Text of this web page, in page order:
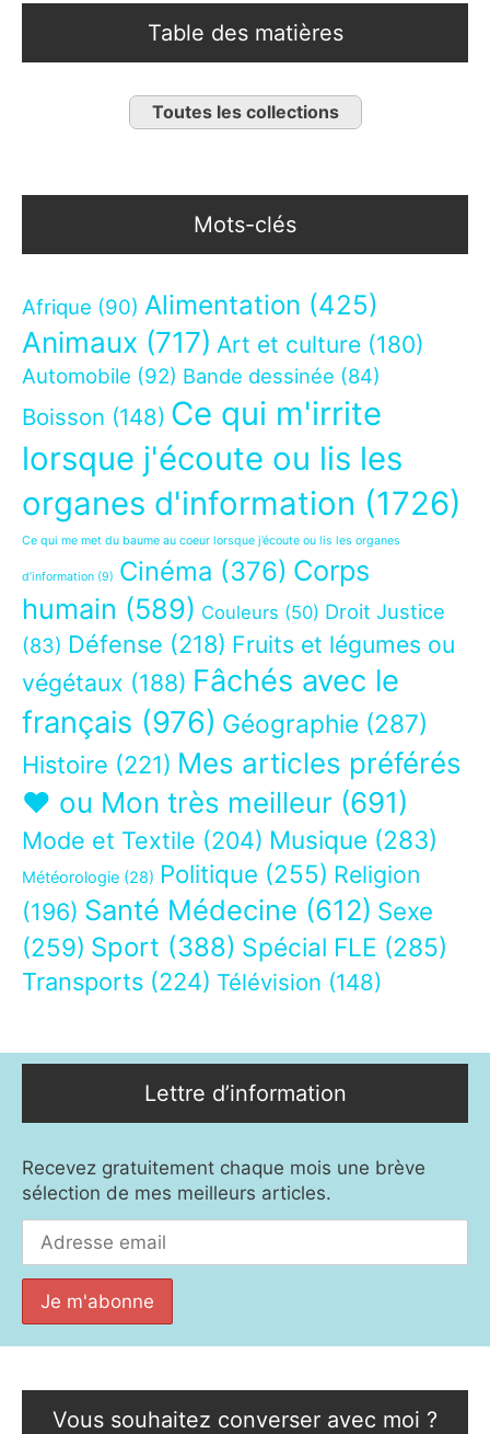
Table des matières
Toutes les collections
Mots-clés
Afrique (90) Alimentation (425)
Animaux (717) Art et culture (180)
Automobile (92) Bande dessinée (84)
Boisson (148) Ce qui m'irrite
lorsque j'écoute ou lis les
organes d'information (1726)
Ce qui me met du baume au coeur lorsque j’écoute ou lis les organes
d’information (9) Cinéma (376) Corps
humain (589) Couleurs (50) Droit Justice
(83) Défense (218) Fruits et légumes ou
végétaux (188) Fâchés avec le
français (976) Géographie (287)
Histoire (221) Mes articles préférés
❤ ou Mon très meilleur (691)
Mode et Textile (204) Musique (283)
Météorologie (28) Politique (255) Religion
(196) Santé Médecine (612) Sexe
(259) Sport (388) Spécial FLE (285)
Transports (224) Télévision (148)
Lettre d’information
Recevez gratuitement chaque mois une brève
sélection de mes meilleurs articles.
Vous souhaitez converser avec moi ?